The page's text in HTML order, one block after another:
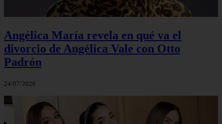
Angélica María revela en qué va el
divorcio de Angélica Vale con Otto
Padrón
24/07/2026